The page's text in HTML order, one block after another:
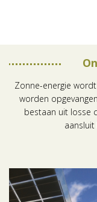
Zonne-energie
worden
bestaan uit losse